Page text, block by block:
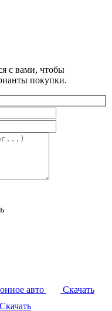
с вами, чтобы
покупки.
авто
Скачать
Скачать